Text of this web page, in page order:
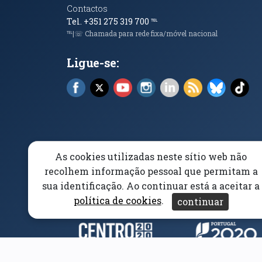
Contactos
Tel. +351 275 319 700 ℡
℡|☏ Chamada para rede fixa/móvel nacional
Ligue-se:
Facebook (abre em nova janela)
X (abre em nova janela)
YouTube (abre em nova janela)
Instagram (abre em nova
LinkedIn (abre em
RSS (abre em
Bluesky
Elogios, Sugestões e Reclamações Livro Amarelo
Acessibilidade Aviso/Privacidade Proteção
Parceiros e(abre em nova janela)
As cookies utilizadas neste sítio web não
recolhem informação pessoal que permitam a
sua identificação. Ao continuar está a aceitar a
política de cookies. continuar